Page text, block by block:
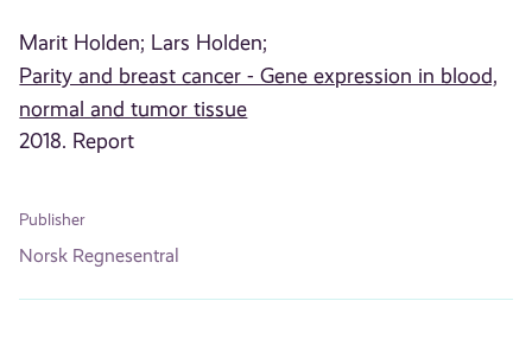
Marit Holden; Lars Holden;
Parity and breast cancer - Gene expression in blood,
normal and tumor tissue
2018. Report
Publisher
Norsk Regnesentral